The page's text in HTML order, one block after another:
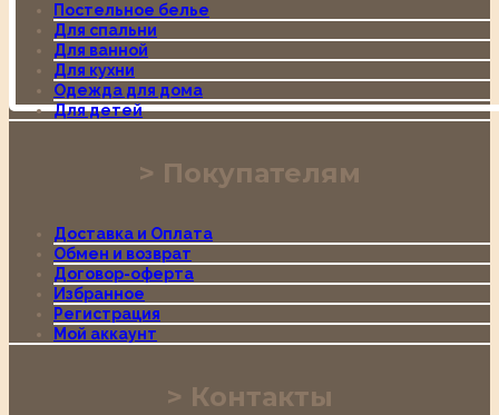
Постельное белье
Для спальни
Для ванной
Для кухни
Одежда для дома
Для детей
Покупателям
Доставка и Оплата
Обмен и возврат
Договор-оферта
Избранное
Регистрация
Мой аккаунт
Контакты